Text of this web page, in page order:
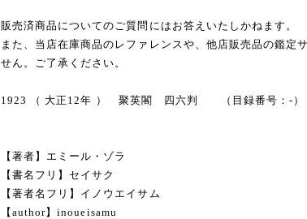
販売済商品についてのご質問にはお答えいたしかねます。
また、当店在庫商品のレファレンスや、他店販売品の鑑定
せん。ご了承ください。
1923 （ 大正12年 ） 聚英閣 四六判 （目録番号：-）
【著者】エミール・ゾラ
【書名フリ】セイサク
【著者名フリ】イノウエイサム
【author】inoueisamu